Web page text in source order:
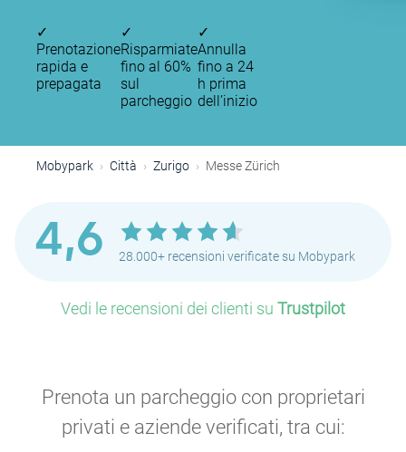
✓
Prenotazione
rapida e
prepagata
✓
Risparmiate
fino al 60%
sul
parcheggio
✓
Annulla
fino a 24
h prima
dell’inizio
Mobypark Città Zurigo Messe Zürich
4,6 28.000+ recensioni verificate su Mobypark
Vedi le recensioni dei clienti su Trustpilot
Prenota un parcheggio con proprietari
privati e aziende verificati, tra cui:
P